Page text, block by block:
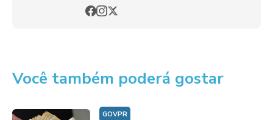
Você também poderá gostar
GOVPR